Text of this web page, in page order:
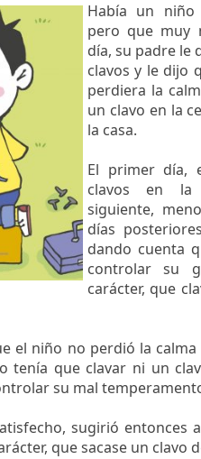
Había un
pero que muy
día, su padre le
clavos y le dijo
perdiera la
un clavo en la
la casa.
El primer día,
clavos en
siguiente,
días
dando cuenta
controlar su
carácter, que
el niño no perdió la calma
tenía que clavar ni un
su mal
sugirió entonces
que sacase un clavo